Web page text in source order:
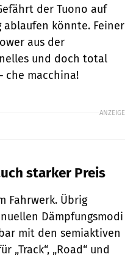
der Tuono auf
ablaufen könnte. Feiner
aus der
und doch total
che macchina!
ANZEIGE
starker Preis
Fahrwerk. Übrig
Dämpfungsmodi
mit den semiaktiven
„Track“, „Road“ und